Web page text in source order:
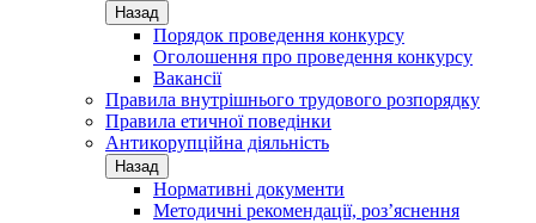
Назад
Порядок проведення конкурсу
Оголошення про проведення конкурсу
Вакансії
Правила внутрішнього трудового розпорядку
Правила етичної поведінки
Антикорупційна діяльність
Назад
Нормативні документи
Методичні рекомендації, роз’яснення